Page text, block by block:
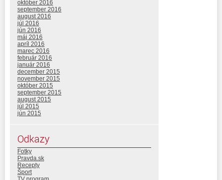
október 2016
september 2016
august 2016
júl 2016
jún 2016
máj 2016
apríl 2016
marec 2016
február 2016
január 2016
december 2015
november 2015
október 2015
september 2015
august 2015
júl 2015
jún 2015
Odkazy
Fotky
Pravda.sk
Recepty
Šport